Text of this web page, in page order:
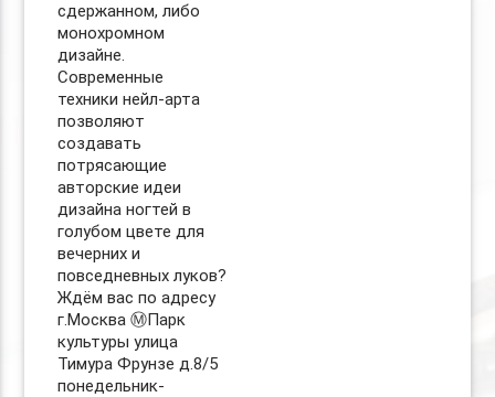
сдержанном, либо
монохромном
дизайне.
Современные
техники нейл-арта
позволяют
создавать
потрясающие
авторские идеи
дизайна ногтей в
голубом цвете для
вечерних и
повседневных луков?
Ждём вас по адресу
г.Москва Ⓜ️Парк
культуры улица
Тимура Фрунзе д.8/5
понедельник-